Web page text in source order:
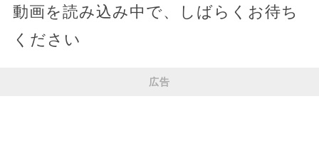
動画を読み込み中で、しばらくお待ち
ください
広告